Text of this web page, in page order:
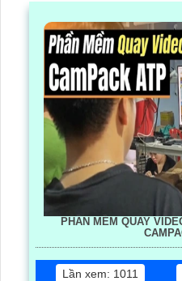
PHẦN MỀM QUAY
Lần xem: 1011